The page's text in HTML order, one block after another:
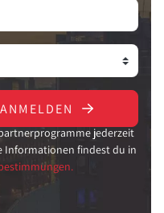
jederzeit
Informationen findest du in